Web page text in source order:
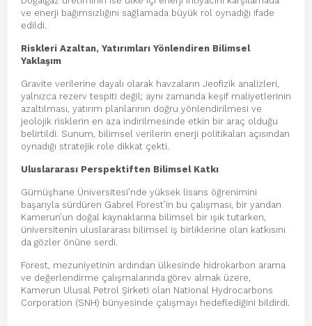
ve enerji bağımsızlığını sağlamada büyük rol oynadığı ifade
edildi.
Riskleri Azaltan, Yatırımları Yönlendiren Bilimsel
Yaklaşım
Gravite verilerine dayalı olarak havzaların Jeofizik analizleri,
yalnızca rezerv tespiti değil; aynı zamanda keşif maliyetlerinin
azaltılması, yatırım planlarının doğru yönlendirilmesi ve
jeolojik risklerin en aza indirilmesinde etkin bir araç olduğu
belirtildi. Sunum, bilimsel verilerin enerji politikaları açısından
oynadığı stratejik role dikkat çekti.
Uluslararası Perspektiften Bilimsel Katkı
Gümüşhane Üniversitesi’nde yüksek lisans öğrenimini
başarıyla sürdüren Gabrel Forest’in bu çalışması, bir yandan
Kamerun’un doğal kaynaklarına bilimsel bir ışık tutarken,
üniversitenin uluslararası bilimsel iş birliklerine olan katkısını
da gözler önüne serdi.
Forest, mezuniyetinin ardından ülkesinde hidrokarbon arama
ve değerlendirme çalışmalarında görev almak üzere,
Kamerun Ulusal Petrol Şirketi olan National Hydrocarbons
Corporation (SNH) bünyesinde çalışmayı hedeflediğini bildirdi.